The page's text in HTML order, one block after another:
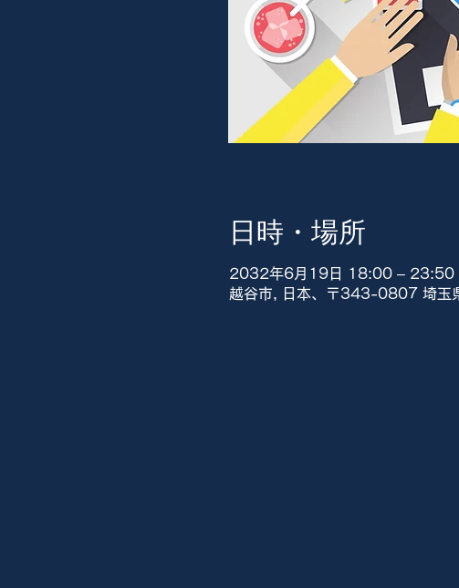
日時・場所
2032年6月19日 18:00 – 23:50
越谷市, 日本、〒343-0807 埼玉